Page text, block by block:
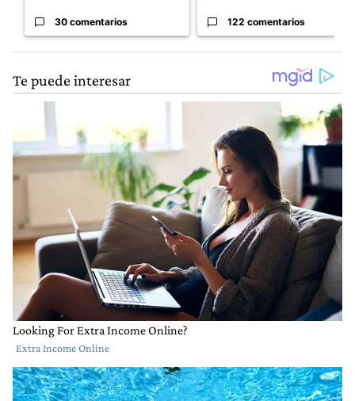
30 comentarios 122 comentarios